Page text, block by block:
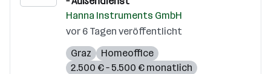
Hanna Instruments GmbH
vor 6 Tagen veröffentlicht
Graz
Homeoffice
2.500 € – 5.500 € monatlich